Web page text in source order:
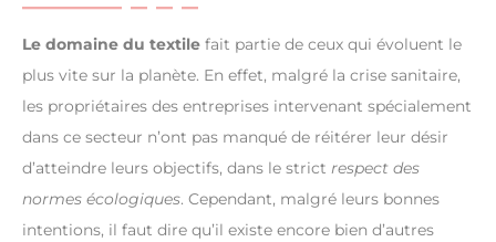
Le domaine du textile fait partie de ceux qui évoluent le
plus vite sur la planète. En effet, malgré la crise sanitaire,
les propriétaires des entreprises intervenant spécialement
dans ce secteur n’ont pas manqué de réitérer leur désir
d’atteindre leurs objectifs, dans le strict respect des
normes écologiques. Cependant, malgré leurs bonnes
intentions, il faut dire qu’il existe encore bien d’autres